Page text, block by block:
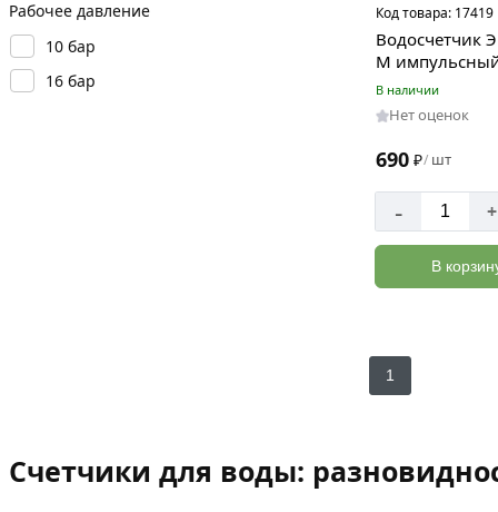
Рабочее давление
10 бар
16 бар
Код товара: 17419
Водосчетчик
М
В наличии
Нет оценок
690 ₽/ шт
- +
В
1
Счетчики для воды: